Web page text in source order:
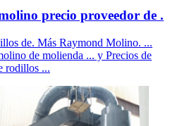
precio proveedor de .
de. Más Raymond Molino. ...
de molienda ... y Precios de
rodillos ...